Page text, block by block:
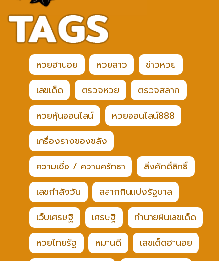
หวยฮานอย หวยลาว
ข่าวหวย
เลขเด็ด
ตรวจหวย
ตรวจสลาก
หวยหุ้นออนไลน์
หวยออนไลน์888
เครื่องรางของขลัง
ความเชื่อ / ความศรัทธา
สิ่งศักดิ์สิทธิ์
เลขกำลังวัน
สลากกินแบ่งรัฐบาล
เว็บเศรษฐี
เศรษฐี
ทำนายฝันเลขเด็ด
หวยไทยรัฐ
หมานดี
เลขเด็ดฮานอย